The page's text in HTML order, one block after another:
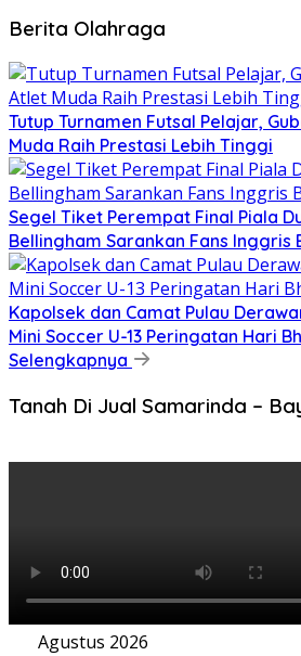
Berita Olahraga
Tutup Turnamen Futsal Pelajar,
Muda Raih Prestasi Lebih Tinggi
Segel Tiket Perempat Final Piala
Bellingham Sarankan Fans Inggris
Kapolsek dan Camat Pulau
Mini Soccer U-13 Peringatan Hari
Selengkapnya
Tanah Di Jual Samarinda –
Agustus 2026